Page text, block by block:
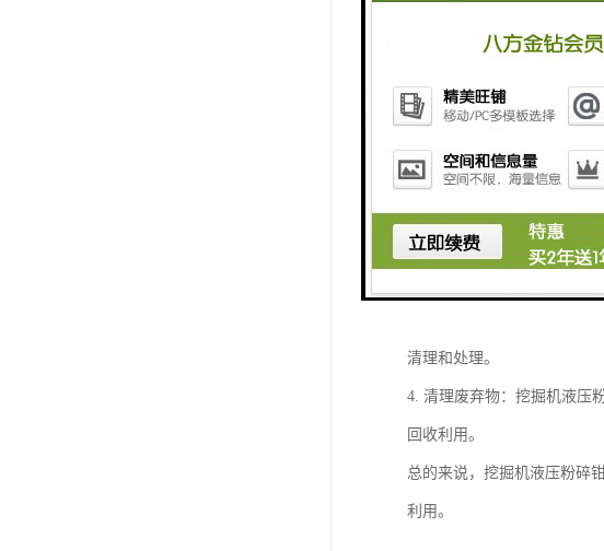
挖掘机液压粉碎钳是一种用
1. 破碎岩石：挖掘机液压粉
2. 粉碎混凝土：挖掘机液压
3. 拆除建筑物：挖掘机液
清理和处理。
4. 清理废弃物：挖掘机液压
回收利用。
总的来说，挖掘机液压粉碎
利用。